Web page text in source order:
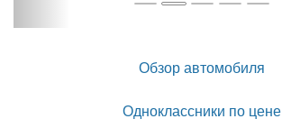
Обзор автомобиля
Одноклассники по цене